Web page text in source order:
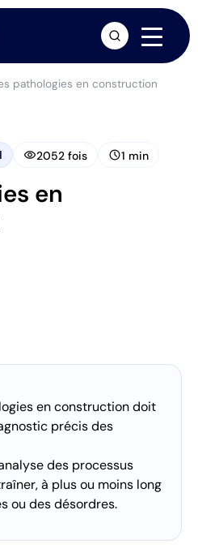
pathologies en construction
visibility2052 fois schedule1 min
en
en construction doit
précis des
des processus
à plus ou moins long
ou des désordres.
arrow_forward